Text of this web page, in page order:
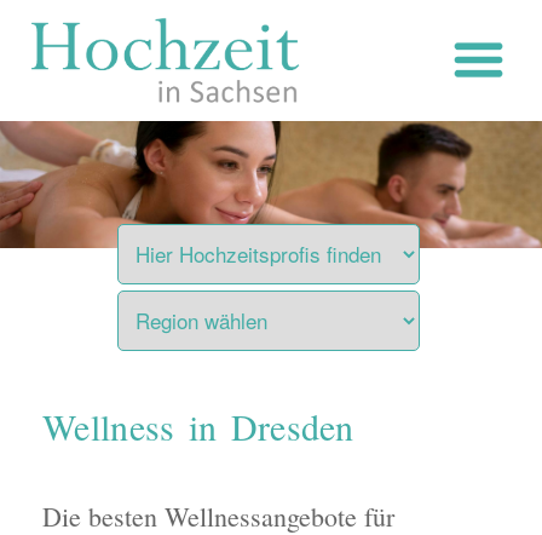
Inhalt
Wellness in Dresden
Die besten Wellnessangebote für